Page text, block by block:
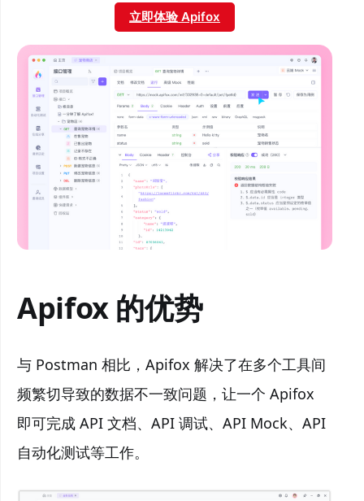
立即体验 Apifox
Apifox 的优势
与 Postman 相比，Apifox 解决了在多个工具间
频繁切导致的数据不一致问题，让一个 Apifox
即可完成 API 文档、API 调试、API Mock、API
自动化测试等工作。